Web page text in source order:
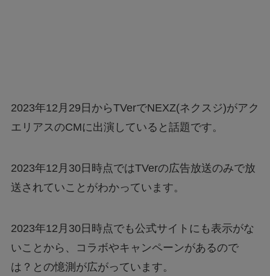
2023年12月29日からTVerでNEXZ(ネクスジ)がアク
エリアスのCMに出演していると話題です。
2023年12月30日時点ではTVerの広告放送のみで放
送されていことがわかっています。
2023年12月30日時点でも公式サイトにも表示がな
いことから、コラボやキャンペーンがあるので
は？との憶測が広がっています。